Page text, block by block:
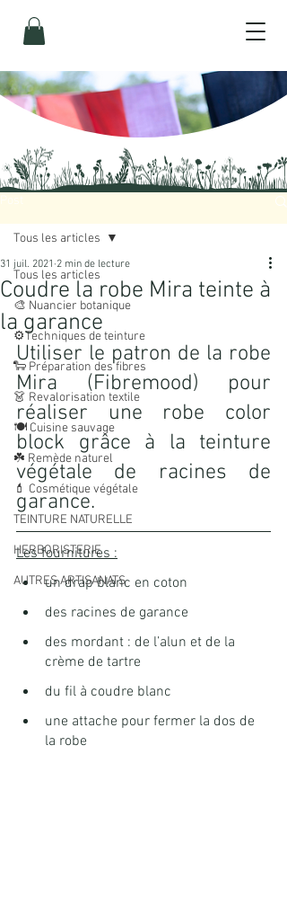
Tous les articles
🎨 Nuancier botanique
⚙️Techniques de teinture
🐑 Préparation des fibres
👗 Revalorisation textile
🍽️ Cuisine sauvage
☘️ Remède naturel
💄 Cosmétique végétale
TEINTURE NATURELLE
HERBORISTERIE
AUTRES ARTISANATS
Tous les articles
Coudre la robe Mira teinte à
la garance
31 juil. 2021 2 min de lecture
Utiliser le patron de la robe
Mira (Fibremood) pour
réaliser une robe color
block grâce à la teinture
végétale de racines de
garance.
Les fournitures :
un drap blanc en coton
des racines de garance
des mordant : de l’alun et de la
crème de tartre
du fil à coudre blanc
une attache pour fermer la dos de
la robe